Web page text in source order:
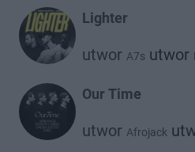
Lighter
utwor A7s utwor
Our Time
utwor Afrojack